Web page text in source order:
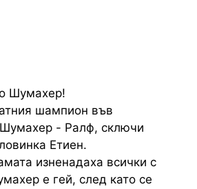
Шумахер!
шампион във
- Ралф, сключи
Етиен.
изненадаха всички с
е гей, след като се